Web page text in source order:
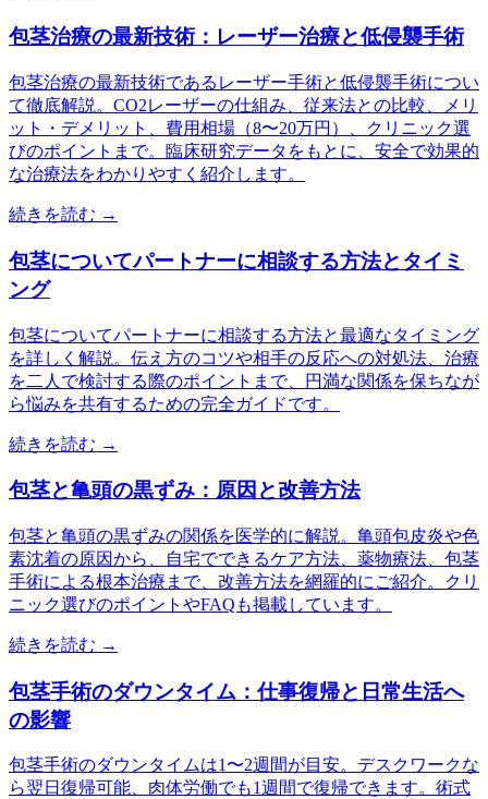
包茎治療の最新技術：レーザー治療と低侵襲手術
包茎治療の最新技術であるレーザー手術と低侵襲手術につい
て徹底解説。CO2レーザーの仕組み、従来法との比較、メリ
ット・デメリット、費用相場（8〜20万円）、クリニック選
びのポイントまで。臨床研究データをもとに、安全で効果的
な治療法をわかりやすく紹介します。
続きを読む →
包茎についてパートナーに相談する方法とタイミ
ング
包茎についてパートナーに相談する方法と最適なタイミング
を詳しく解説。伝え方のコツや相手の反応への対処法、治療
を二人で検討する際のポイントまで、円満な関係を保ちなが
ら悩みを共有するための完全ガイドです。
続きを読む →
包茎と亀頭の黒ずみ：原因と改善方法
包茎と亀頭の黒ずみの関係を医学的に解説。亀頭包皮炎や色
素沈着の原因から、自宅でできるケア方法、薬物療法、包茎
手術による根本治療まで、改善方法を網羅的にご紹介。クリ
ニック選びのポイントやFAQも掲載しています。
続きを読む →
包茎手術のダウンタイム：仕事復帰と日常生活へ
の影響
包茎手術のダウンタイムは1〜2週間が目安。デスクワークな
ら翌日復帰可能、肉体労働でも1週間で復帰できます。術式